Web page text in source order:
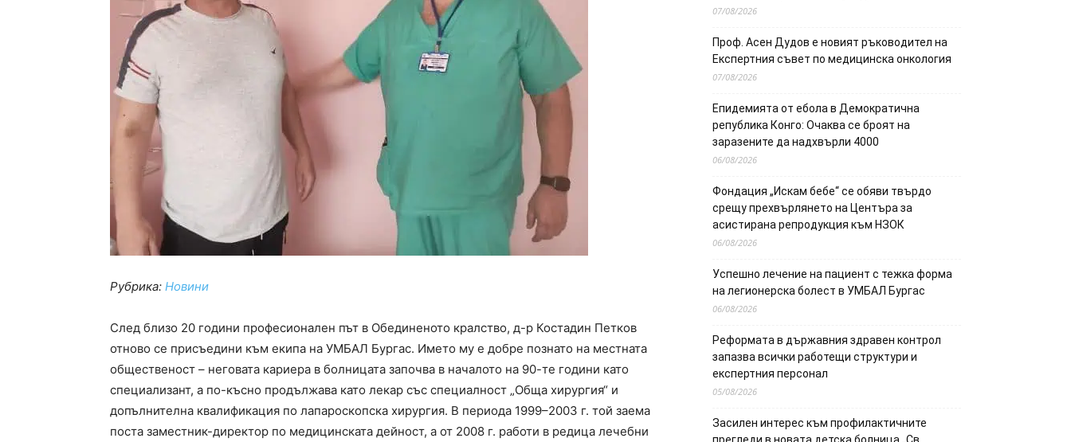
Рубрика: Новини
След близо 20 години професионален път в Обединеното кралство, д-р Костадин Петков
отново се присъедини към екипа на УМБАЛ Бургас. Името му е добре познато на местната
общественост – неговата кариера в болницата започва в началото на 90-те години като
специализант, а по-късно продължава като лекар със специалност „Обща хирургия“ и
допълнителна квалификация по лапароскопска хирургия. В периода 1999–2003 г. той заема
поста заместник-директор по медицинската дейност, а от 2008 г. работи в редица лечебни
07/08/2026
Проф. Асен Дудов е новият ръководител на
Експертния съвет по медицинска онкология
07/08/2026
Епидемията от ебола в Демократична
република Конго: Очаква се броят на
заразените да надхвърли 4000
06/08/2026
Фондация „Искам бебе“ се обяви твърдо
срещу прехвърлянето на Центъра за
асистирана репродукция към НЗОК
06/08/2026
Успешно лечение на пациент с тежка форма
на легионерска болест в УМБАЛ Бургас
06/08/2026
Реформата в държавния здравен контрол
запазва всички работещи структури и
експертния персонал
05/08/2026
Засилен интерес към профилактичните